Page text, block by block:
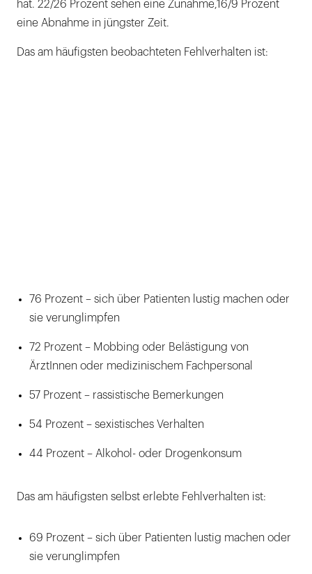
hat. 22/26 Prozent sehen eine Zunahme,16/9 Prozent
eine Abnahme in jüngster Zeit.
Das am häufigsten beobachteten Fehlverhalten ist:
76 Prozent – sich über Patienten lustig machen oder
sie verunglimpfen
72 Prozent – Mobbing oder Belästigung von
ÄrztInnen oder medizinischem Fachpersonal
57 Prozent – rassistische Bemerkungen
54 Prozent – sexistisches Verhalten
44 Prozent – Alkohol- oder Drogenkonsum
Das am häufigsten selbst erlebte Fehlverhalten ist:
69 Prozent – sich über Patienten lustig machen oder
sie verunglimpfen